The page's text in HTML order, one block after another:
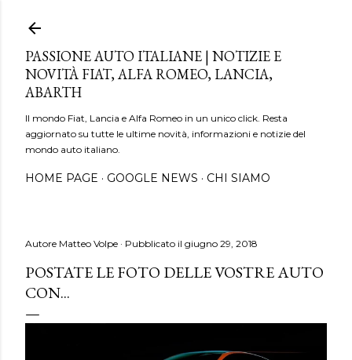
PASSIONE AUTO ITALIANE | NOTIZIE E
NOVITÀ FIAT, ALFA ROMEO, LANCIA,
ABARTH
Il mondo Fiat, Lancia e Alfa Romeo in un unico click. Resta
aggiornato su tutte le ultime novità, informazioni e notizie del
mondo auto italiano.
HOME PAGE GOOGLE NEWS CHI SIAMO
Autore Matteo Volpe Pubblicato il giugno 29, 2018
POSTATE LE FOTO DELLE VOSTRE AUTO
CON...